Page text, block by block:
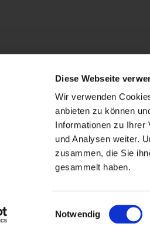
Diese Webseite
Wir verwenden
anbieten zu können
Informationen zu Ihrer
und Analysen weiter.
zusammen, die Sie
gesammelt haben.
Einwilligungsauswahl
Notwendig